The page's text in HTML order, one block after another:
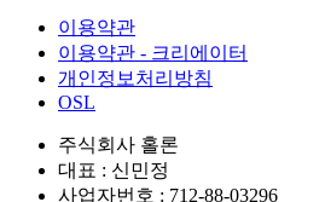
이용약관
이용약관 - 크리에이터
개인정보처리방침
OSL
주식회사 홀론
대표 : 신민정
사업자번호 : 712-88-03296